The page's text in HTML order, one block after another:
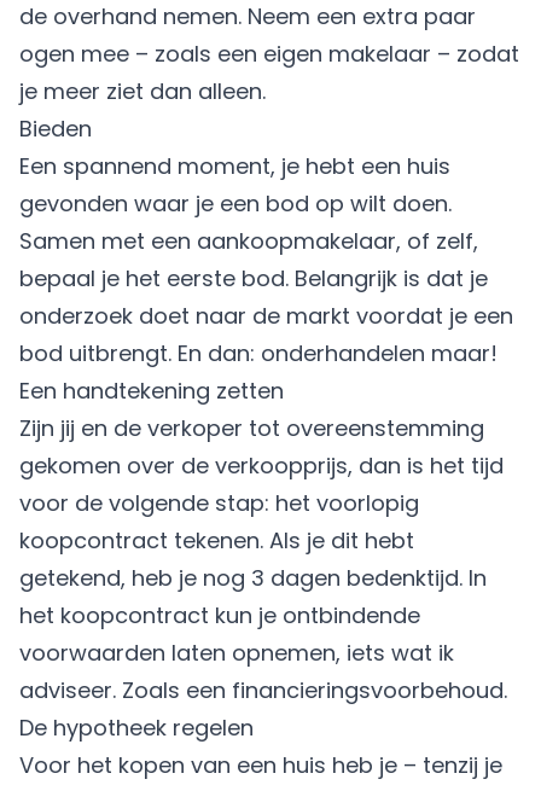
de overhand nemen. Neem een extra paar
ogen mee – zoals een eigen makelaar – zodat
je meer ziet dan alleen.
Bieden
Een spannend moment, je hebt een huis
gevonden waar je een bod op wilt doen.
Samen met een aankoopmakelaar, of zelf,
bepaal je het eerste bod. Belangrijk is dat je
onderzoek doet naar de markt voordat je een
bod uitbrengt. En dan: onderhandelen maar!
Een handtekening zetten
Zijn jij en de verkoper tot overeenstemming
gekomen over de verkoopprijs, dan is het tijd
voor de volgende stap: het voorlopig
koopcontract tekenen. Als je dit hebt
getekend, heb je nog 3 dagen bedenktijd. In
het koopcontract kun je ontbindende
voorwaarden laten opnemen, iets wat ik
adviseer. Zoals een financieringsvoorbehoud.
De hypotheek regelen
Voor het kopen van een huis heb je – tenzij je